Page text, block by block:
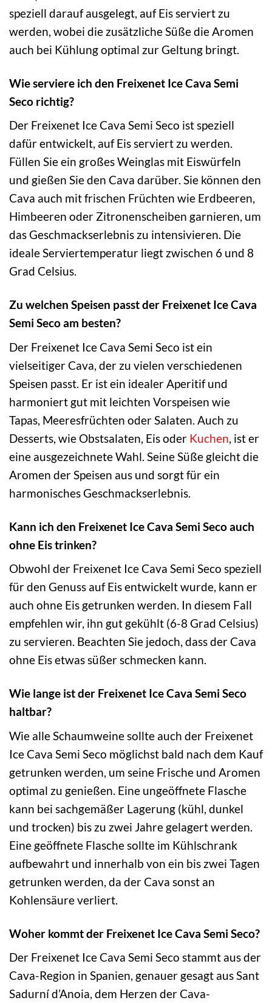
speziell darauf ausgelegt, auf Eis serviert zu
werden, wobei die zusätzliche Süße die Aromen
auch bei Kühlung optimal zur Geltung bringt.
Wie serviere ich den Freixenet Ice Cava Semi
Seco richtig?
Der Freixenet Ice Cava Semi Seco ist speziell
dafür entwickelt, auf Eis serviert zu werden.
Füllen Sie ein großes Weinglas mit Eiswürfeln
und gießen Sie den Cava darüber. Sie können den
Cava auch mit frischen Früchten wie Erdbeeren,
Himbeeren oder Zitronenscheiben garnieren, um
das Geschmackserlebnis zu intensivieren. Die
ideale Serviertemperatur liegt zwischen 6 und 8
Grad Celsius.
Zu welchen Speisen passt der Freixenet Ice Cava
Semi Seco am besten?
Der Freixenet Ice Cava Semi Seco ist ein
vielseitiger Cava, der zu vielen verschiedenen
Speisen passt. Er ist ein idealer Aperitif und
harmoniert gut mit leichten Vorspeisen wie
Tapas, Meeresfrüchten oder Salaten. Auch zu
Desserts, wie Obstsalaten, Eis oder Kuchen, ist er
eine ausgezeichnete Wahl. Seine Süße gleicht die
Aromen der Speisen aus und sorgt für ein
harmonisches Geschmackserlebnis.
Kann ich den Freixenet Ice Cava Semi Seco auch
ohne Eis trinken?
Obwohl der Freixenet Ice Cava Semi Seco speziell
für den Genuss auf Eis entwickelt wurde, kann er
auch ohne Eis getrunken werden. In diesem Fall
empfehlen wir, ihn gut gekühlt (6-8 Grad Celsius)
zu servieren. Beachten Sie jedoch, dass der Cava
ohne Eis etwas süßer schmecken kann.
Wie lange ist der Freixenet Ice Cava Semi Seco
haltbar?
Wie alle Schaumweine sollte auch der Freixenet
Ice Cava Semi Seco möglichst bald nach dem Kauf
getrunken werden, um seine Frische und Aromen
optimal zu genießen. Eine ungeöffnete Flasche
kann bei sachgemäßer Lagerung (kühl, dunkel
und trocken) bis zu zwei Jahre gelagert werden.
Eine geöffnete Flasche sollte im Kühlschrank
aufbewahrt und innerhalb von ein bis zwei Tagen
getrunken werden, da der Cava sonst an
Kohlensäure verliert.
Woher kommt der Freixenet Ice Cava Semi Seco?
Der Freixenet Ice Cava Semi Seco stammt aus der
Cava-Region in Spanien, genauer gesagt aus Sant
Sadurní d’Anoia, dem Herzen der Cava-